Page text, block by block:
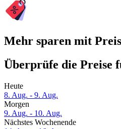
Mehr sparen mit
Überprüfe die Preise
Heute
8. Aug. - 9. Aug.
Morgen
9. Aug. - 10. Aug.
Nächstes Wochenende